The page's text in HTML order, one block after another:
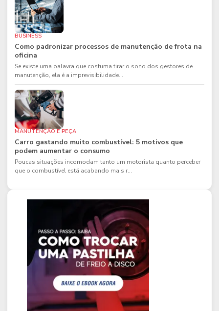
BUSINESS
Como padronizar processos de manutenção de frota na
oficina
Se existe uma palavra que costuma tirar o sono dos gestores de
manutenção, ela é a imprevisibilidade...
MANUTENÇÃO E PEÇA
Carro gastando muito combustível: 5 motivos que
podem aumentar o consumo
Poucas situações incomodam tanto um motorista quanto perceber
que o combustível está acabando mais r...